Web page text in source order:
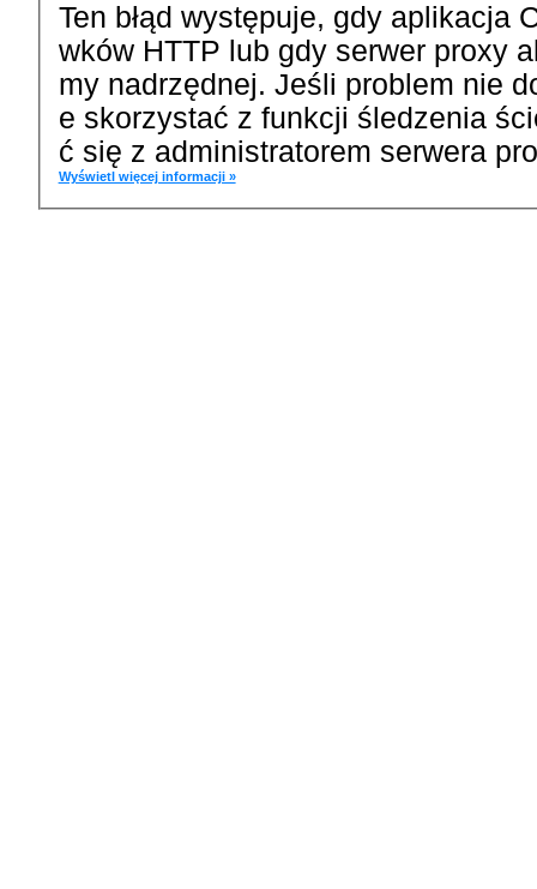
Ten błąd występuje, gdy aplikacja
wków HTTP lub gdy serwer proxy
my nadrzędnej. Jeśli problem nie
e skorzystać z funkcji śledzenia
ć się z administratorem serwera
Wyświetl więcej informacji »